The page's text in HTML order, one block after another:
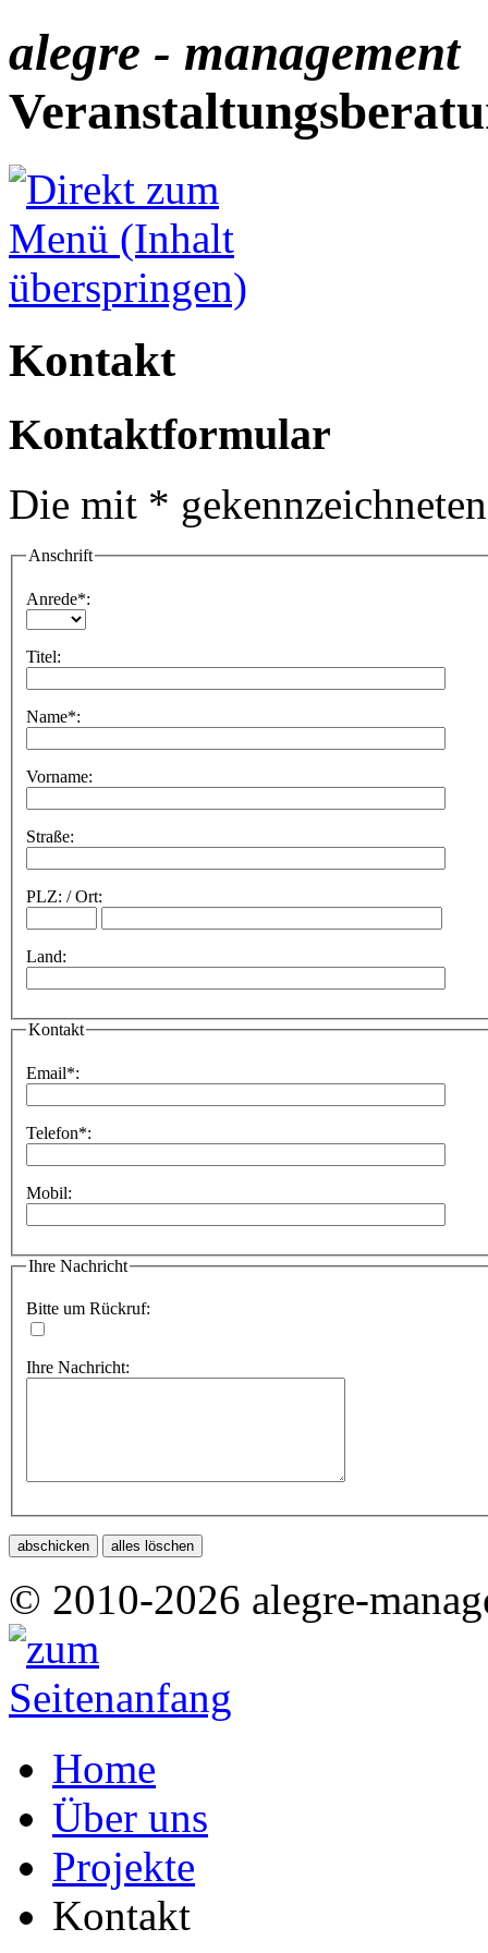
alegre - management
Kontakt
Kontaktformular
Die mit *
Anschrift
Anrede*:
Titel:
Name*:
Vorname:
Straße:
PLZ: /Ort:
Land:
Kontakt
Email*:
Telefon*:
Mobil:
Ihre Nachricht
Bitte um Rückruf:
Ihre Nachricht:
© 2010-2026 alegre-
Home
Über uns
Projekte
Kontakt